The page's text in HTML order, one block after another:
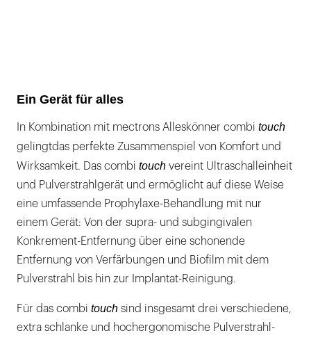
Ein Gerät für alles
In Kombination mit mectrons Alleskönner combi touch
gelingtdas perfekte Zusammenspiel von Komfort und
Wirksamkeit. Das combi touch vereint Ultraschalleinheit
und Pulverstrahlgerät und ermöglicht auf diese Weise
eine umfassende Prophylaxe-Behandlung mit nur
einem Gerät: Von der supra- und subgingivalen
Konkrement-Entfernung über eine schonende
Entfernung von Verfärbungen und Biofilm mit dem
Pulverstrahl bis hin zur Implantat-Reinigung.
Für das combi touch sind insgesamt drei verschiedene,
extra schlanke und hochergonomische Pulverstrahl-